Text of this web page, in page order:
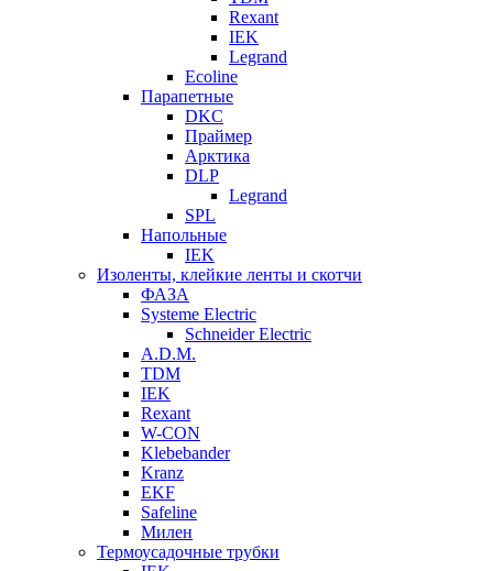
Rexant
IEK
Legrand
Ecoline
Парапетные
DKC
Праймер
Арктика
DLP
Legrand
SPL
Напольные
IEK
Изоленты, клейкие ленты и скотчи
ФАЗА
Systeme Electric
Schneider Electric
A.D.M.
TDM
IEK
Rexant
W-CON
Klebebander
Kranz
EKF
Safeline
Милен
Термоусадочные трубки